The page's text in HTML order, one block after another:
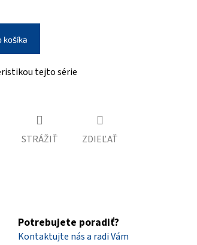
košíka
tejto série
STRÁŽIŤ ZDIEĽAŤ
Potrebujete poradiť?
Kontaktujte nás a radi Vám